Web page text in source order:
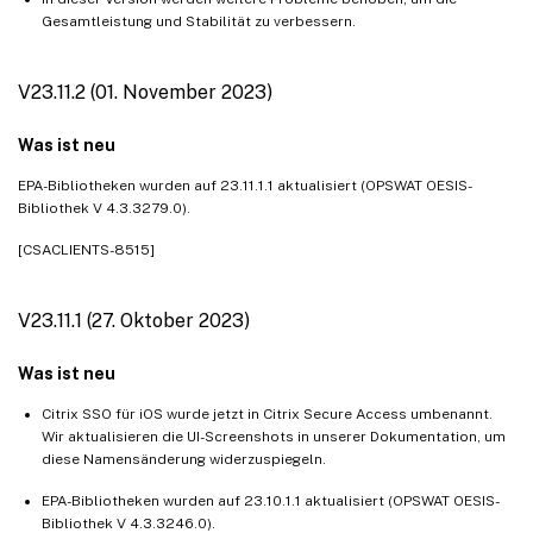
Gesamtleistung und Stabilität zu verbessern.
V23.11.2 (01. November 2023)
Was ist neu
EPA-Bibliotheken wurden auf 23.11.1.1 aktualisiert (OPSWAT OESIS-
Bibliothek V 4.3.3279.0).
[CSACLIENTS-8515]
V23.11.1 (27. Oktober 2023)
Was ist neu
Citrix SSO für iOS wurde jetzt in Citrix Secure Access umbenannt.
Wir aktualisieren die UI-Screenshots in unserer Dokumentation, um
diese Namensänderung widerzuspiegeln.
EPA-Bibliotheken wurden auf 23.10.1.1 aktualisiert (OPSWAT OESIS-
Bibliothek V 4.3.3246.0).